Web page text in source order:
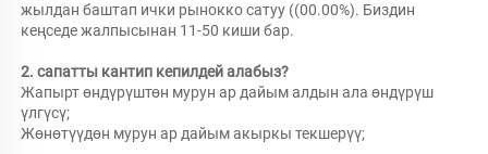
жылдан баштап ички рынокко сатуу ((00.00%). Биздин
кеңседе жалпысынан 11-50 киши бар.
2. сапатты кантип кепилдей алабыз?
Жапырт өндүрүштөн мурун ар дайым алдын ала өндүрүш
үлгүсү;
Жөнөтүүдөн мурун ар дайым акыркы текшерүү;